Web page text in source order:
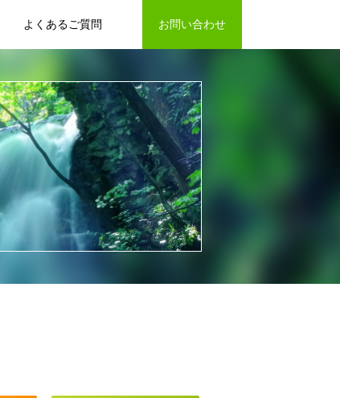
よくあるご質問 お問い合わせ